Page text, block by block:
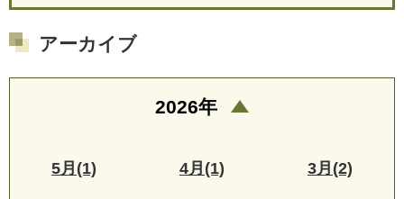
アーカイブ
2026年
5月(1) 4月(1) 3月(2)